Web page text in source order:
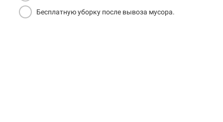
Бесплатную уборку после вывоза мусора.